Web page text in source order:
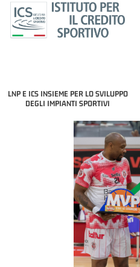
LNP E ICS INSIEME PER LO SVILUPPO
DEGLI IMPIANTI SPORTIVI